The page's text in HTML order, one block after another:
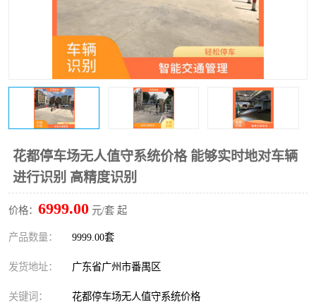
花都停车场无人值守系统价格 能够实时地对车辆
进行识别 高精度识别
价格： 6999.00 元/套 起
产品数量： 9999.00套
发货地址： 广东省广州市番禺区
关键词： 花都停车场无人值守系统价格